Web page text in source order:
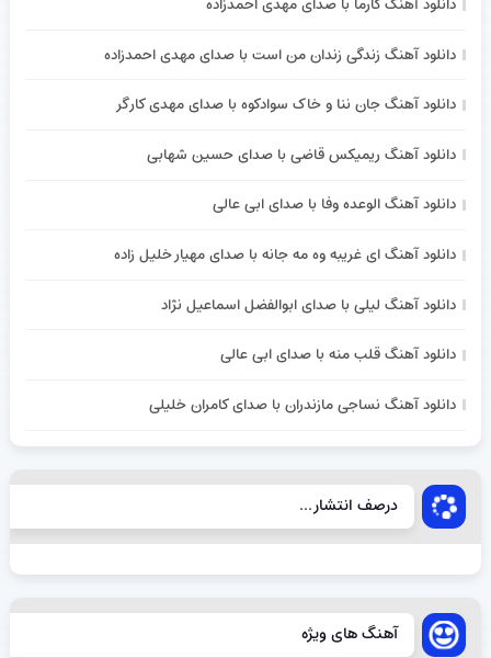
دانلود آهنگ زندگی زندان من است با صدای مهدی احمدزاده
دانلود آهنگ جان ننا و خاک سوادکوه با صدای مهدی کارگر
دانلود آهنگ ریمیکس قاضی با صدای حسین شهابی
دانلود آهنگ الوعده وفا با صدای ابی عالی
دانلود آهنگ ای غریبه وه مه جانه با صدای مهیار خلیل زاده
دانلود آهنگ لیلی با صدای ابوالفضل اسماعیل نژاد
دانلود آهنگ قلب منه با صدای ابی عالی
دانلود آهنگ نساجی مازندران با صدای کامران خلیلی
درصف انتشار...
آهنگ های ویژه